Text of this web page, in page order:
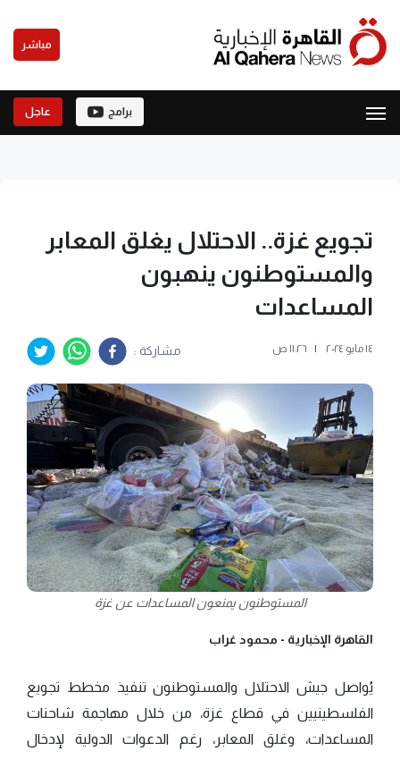
مباشر
برامج عاجل
تجويع غزة.. الاحتلال يغلق المعابر
والمستوطنون ينهبون
المساعدات
١٤ مايو ٢٠٢٤ | ١١:٢٦ ص مشاركة :
المستوطنون يمنعون المساعدات عن غزة
القاهرة الإخبارية - محمود غراب
يُواصل جيش الاحتلال والمستوطنون تنفيذ مخطط تجويع
الفلسطينيين في قطاع غزة، من خلال مهاجمة شاحنات
المساعدات، وغلق المعابر، رغم الدعوات الدولية لإدخال